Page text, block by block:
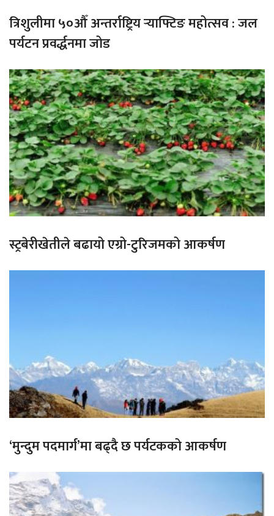
त्रिशुलीमा ५०औँ अन्तर्राष्ट्रिय र्‍याफ्टिङ महोत्सव : जल
पर्यटन प्रवर्द्धनमा जोड
स्ट्रबेरीखेतीले बढायो एग्रो-टुरिजमको आकर्षण
‘मुन्दुम पदमार्ग’मा बढ्दै छ पर्यटकको आकर्षण